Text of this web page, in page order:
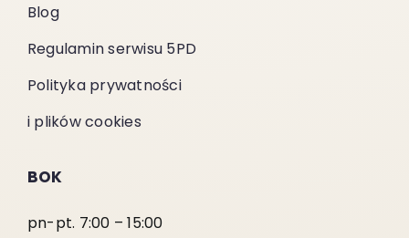
Blog
Regulamin serwisu 5PD
Polityka prywatności
i plików cookies
BOK
pn-pt. 7:00 – 15:00